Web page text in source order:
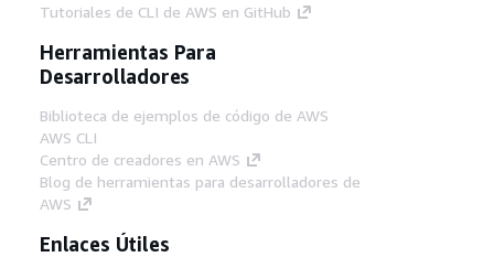
Tutoriales de CLI de AWS en GitHub
Herramientas Para
Desarrolladores
Biblioteca de ejemplos de código de AWS
AWS CLI
Centro de creadores en AWS
Blog de herramientas para desarrolladores de
AWS
Enlaces Útiles